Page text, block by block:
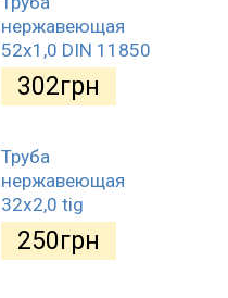
нержавеющая
52х1,0 DIN 11850
302грн
Труба
нержавеющая
32х2,0 tig
250грн